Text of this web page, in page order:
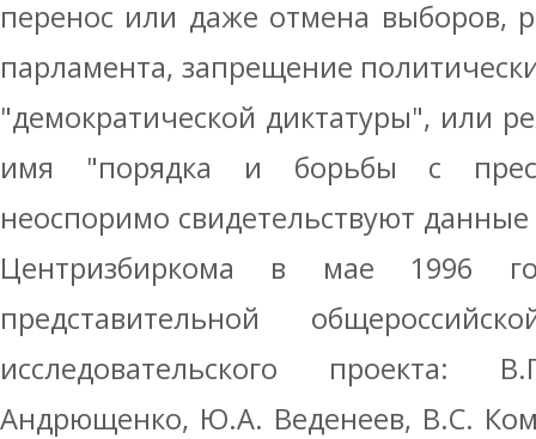
перенос или даже отмена выборов,
парламента, запрещение
"демократической диктатуры", или
имя "порядка и борьбы с
неоспоримо свидетельствуют
Центризбиркома в мае 1996
представительной
исследовательского проекта:
Андрющенко, Ю.А. Веденеев, В.С.